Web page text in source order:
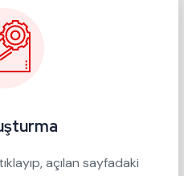
açılan sayfadaki